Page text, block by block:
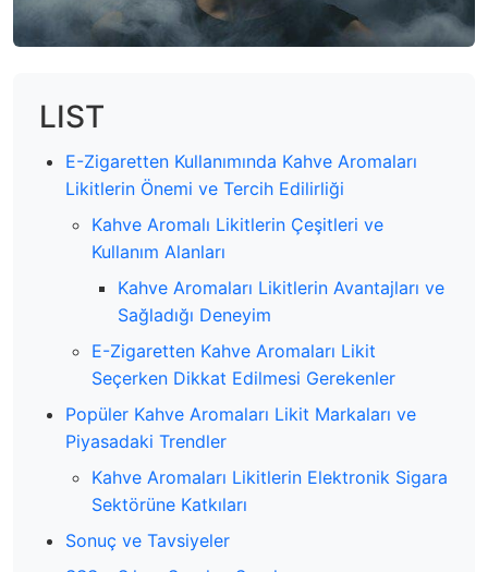
LIST
E-Zigaretten Kullanımında Kahve Aromaları
Likitlerin Önemi ve Tercih Edilirliği
Kahve Aromalı Likitlerin Çeşitleri ve
Kullanım Alanları
Kahve Aromaları Likitlerin Avantajları ve
Sağladığı Deneyim
E-Zigaretten Kahve Aromaları Likit
Seçerken Dikkat Edilmesi Gerekenler
Popüler Kahve Aromaları Likit Markaları ve
Piyasadaki Trendler
Kahve Aromaları Likitlerin Elektronik Sigara
Sektörüne Katkıları
Sonuç ve Tavsiyeler